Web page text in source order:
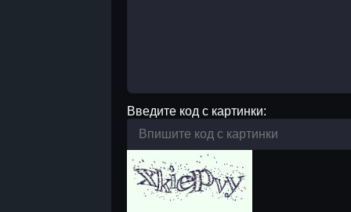
Введите код с картинки: